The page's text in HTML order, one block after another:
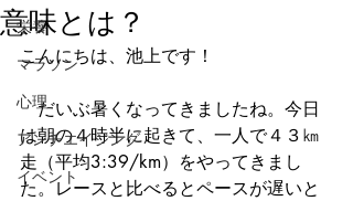
栄養
マラソン
心理
アンチエイジング
イベント
意味とは？
こんにちは、池上です！
だいぶ暑くなってきましたね。今日
は朝の４時半に起きて、一人で４３㎞
走（平均3:39/km）をやってきまし
た。レースと比べるとペースが遅いと